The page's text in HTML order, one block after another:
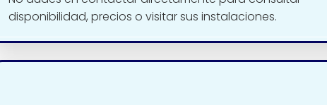
disponibilidad, precios o visitar sus instalaciones.